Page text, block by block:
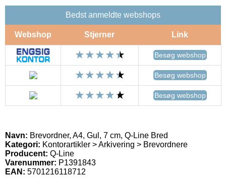
Bedst anmeldte webshops
Webshop Stjerner Link
Besøg webshop
Besøg webshop
Besøg webshop
Navn: Brevordner, A4, Gul, 7 cm, Q-Line Bred
Kategori: Kontorartikler > Arkivering > Brevordnere
Producent: Q-Line
Varenummer: P1391843
EAN: 5701216118712